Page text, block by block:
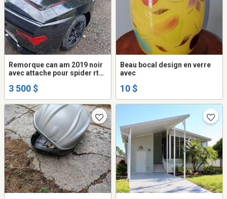
Remorque can am 2019 noir
avec attache pour spider rt
3 500 $
Beau bocal design en verre
avec
10 $